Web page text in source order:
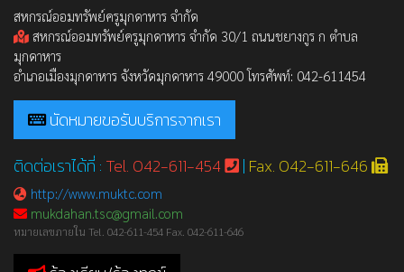
สหกรณ์ออมทรัพย์ครูมุกดาหาร จำกัด
สหกรณ์ออมทรัพย์ครูมุกดาหาร จำกัด 30/1 ถนนชยางกูร ก ตำบล
มุกดาหาร
อำเภอเมืองมุกดาหาร จังหวัดมุกดาหาร 49000 โทรศัพท์: 042-611454
นัดหมายขอรับบริการจากเรา
ติดต่อเราได้ที่ : Tel. 042-611-454 | Fax. 042-611-646
http://www.muktc.com
mukdahan.tsc@gmail.com
หมายเลขภายใน Tel. 042-611-454 Fax. 042-611-646